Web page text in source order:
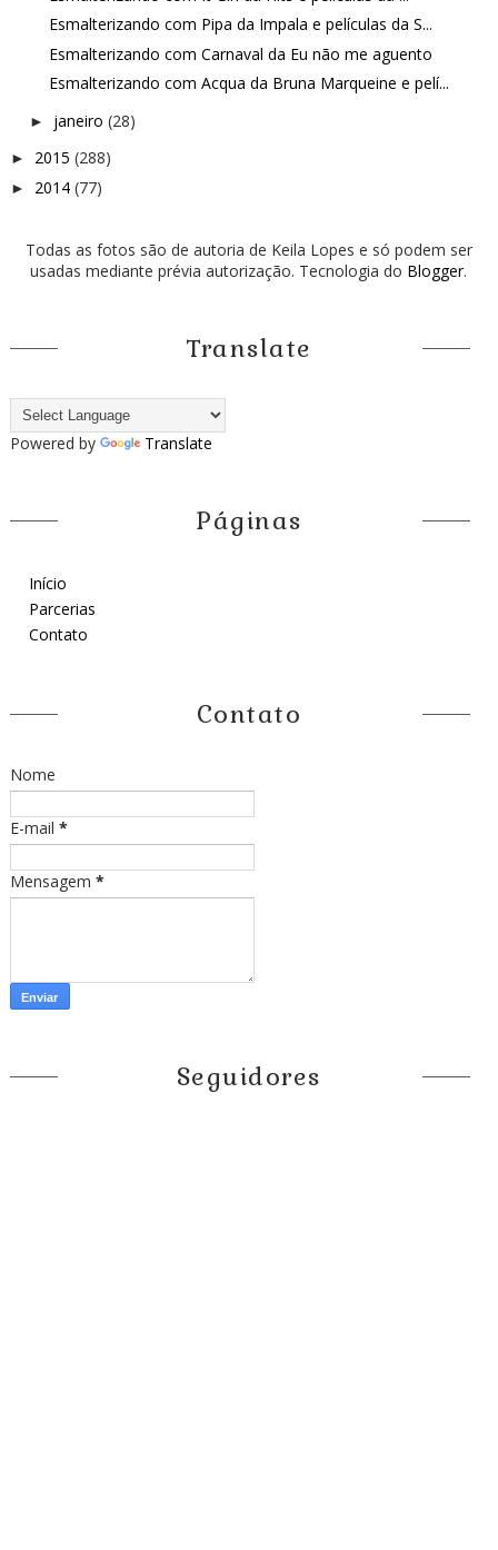
Esmalterizando com Pipa da Impala e películas da S...
Esmalterizando com Carnaval da Eu não me aguento
Esmalterizando com Acqua da Bruna Marqueine e pelí...
► janeiro (28)
► 2015 (288)
► 2014 (77)
Todas as fotos são de autoria de Keila Lopes e só podem ser
usadas mediante prévia autorização. Tecnologia do Blogger.
Translate
Powered by Translate
Páginas
Início
Parcerias
Contato
Contato
Nome
E-mail *
Mensagem *
Seguidores